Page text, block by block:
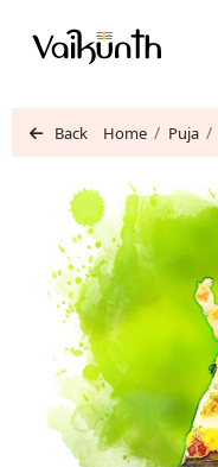
Back Home Puja